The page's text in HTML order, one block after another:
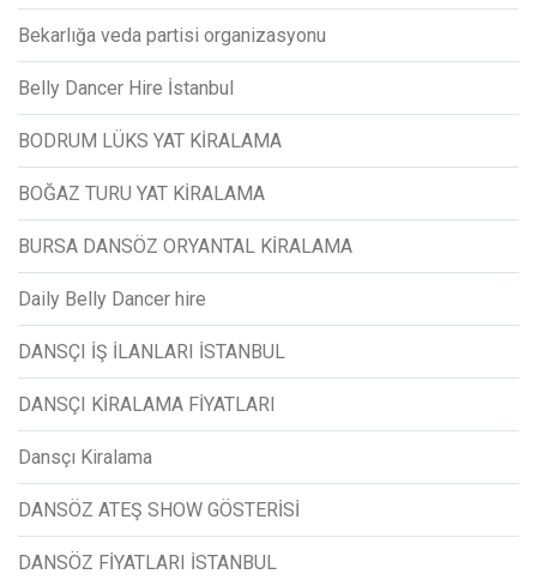
Bekarlığa veda partisi organizasyonu
Belly Dancer Hire İstanbul
BODRUM LÜKS YAT KİRALAMA
BOĞAZ TURU YAT KİRALAMA
BURSA DANSÖZ ORYANTAL KİRALAMA
Daily Belly Dancer hire
DANSÇI İŞ İLANLARI İSTANBUL
DANSÇI KİRALAMA FİYATLARI
Dansçı Kiralama
DANSÖZ ATEŞ SHOW GÖSTERİSİ
DANSÖZ FİYATLARI İSTANBUL